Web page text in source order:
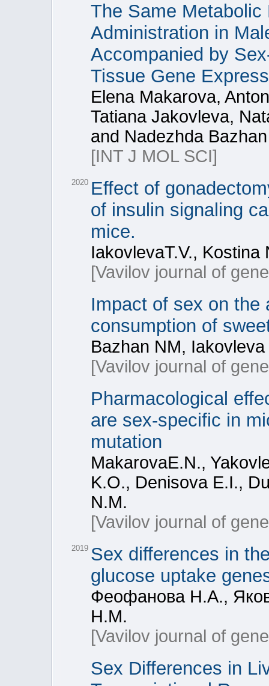
The Same
Administration in
Accompanied by
Tissue Gene
Elena Makarova,
Tatiana Jakovleva,
and Nadezhda Bazhan
[INT J MOL SCI]
2020 Effect of
of insulin signaling
mice.
IakovlevaT.V.,
[Vavilov journal of
Impact of sex on the
consumption of
Bazhan NM,
[Vavilov journal of
Pharmacological
are sex-specific in
mutation
MakarovaE.N.,
K.O., Denisova E.I.,
N.M.
[Vavilov journal of
2019 Sex differences in
glucose uptake
Феофанова Н.А.,
Н.М.
[Vavilov journal of
Sex Differences in